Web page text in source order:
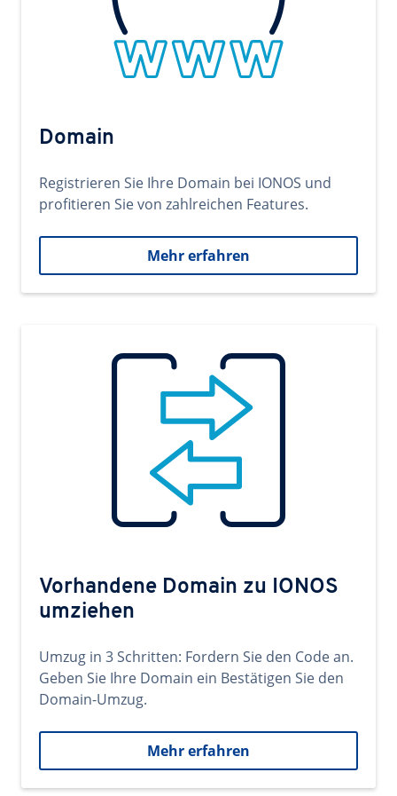
Domain
Registrieren Sie Ihre Domain bei IONOS und
profitieren Sie von zahlreichen Features.
Mehr erfahren
Vorhandene Domain zu IONOS
umziehen
Umzug in 3 Schritten: Fordern Sie den Code an.
Geben Sie Ihre Domain ein Bestätigen Sie den
Domain-Umzug.
Mehr erfahren